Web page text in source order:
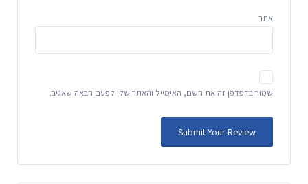
אתר
שמור בדפדפן זה את השם, האימייל והאתר שלי לפעם הבאה שאגיב.